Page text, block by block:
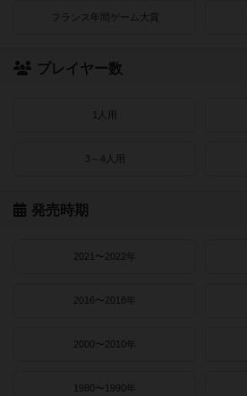
フランス年間ゲーム大賞
プレイヤー数
1人用
3～4人用
発売時期
2021〜2022年
2016〜2018年
2000〜2010年
1980〜1990年